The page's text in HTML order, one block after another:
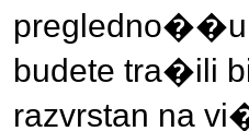
budete tra�ili
razvrstan na